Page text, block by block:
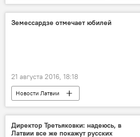
Земессардзе отмечает юбилей
21 августа 2016, 18:18
Новости Латвии
Директор Третьяковки: надеюсь, в
Латвии все же покажут русских